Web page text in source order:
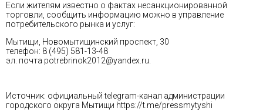
Если жителям известно о фактах несанкционированной
торговли, сообщить информацию можно в управление
потребительского рынка и услуг:
Мытищи, Новомытищинский проспект, 30
телефон: 8 (495) 581-13-48
эл. почта potrebrinok2012@yandex.ru.
Источник: официальный telegram-канал администрации
городского округа Мытищи https://t.me/pressmytyshi